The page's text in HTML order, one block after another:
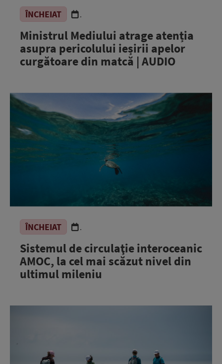
ÎNCHEIAT .
Ministrul Mediului atrage atenția
asupra pericolului ieșirii apelor
curgătoare din matcă | AUDIO
ÎNCHEIAT .
Sistemul de circulaţie interoceanic
AMOC, la cel mai scăzut nivel din
ultimul mileniu